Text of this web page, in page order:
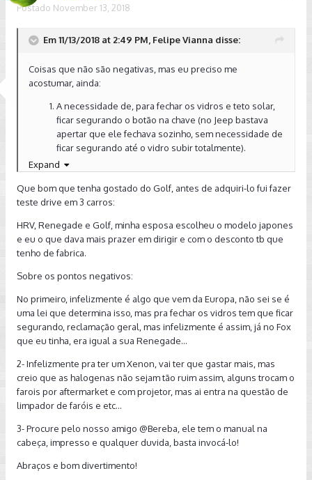
Postado November 13, 2018
Em 11/13/2018 at 2:49 PM, Felipe Vianna disse:
Coisas que não são negativas, mas eu preciso me
acostumar, ainda:
A necessidade de, para fechar os vidros e teto solar,
ficar segurando o botão na chave (no Jeep bastava
apertar que ele fechava sozinho, sem necessidade de
ficar segurando até o vidro subir totalmente).
Lâmpadas halôgenas no farol.
O manual do veículo é imprestável, nunca consigo
encontrar nada que preciso. Não achei nele, por
exemplo, o engate das lâmpadas ou a pressão dos
Expand
Que bom que tenha gostado do Golf, antes de adquiri-lo fui fazer
teste drive em 3 carros:
HRV, Renegade e Golf, minha esposa escolheu o modelo japones
e eu o que dava mais prazer em dirigir e com o desconto tb que
tenho de fabrica.
Sobre os pontos negativos:
No primeiro, infelizmente é algo que vem da Europa, não sei se é
uma lei que determina isso, mas pra fechar os vidros tem que ficar
segurando, reclamação geral, mas infelizmente é assim, já no Fox
que eu tinha, era igual a sua Renegade...
2- Infelizmente pra ter um Xenon, vai ter que gastar mais, mas
creio que as halogenas não sejam tão ruim assim, alguns trocam o
farois por aftermarket e com projetor, mas ai entra na questão de
limpador de faróis e etc...
3- Procure pelo nosso amigo @Bereba , ele tem o manual na
cabeça, impresso e qualquer duvida, basta invocá-lo!
Abraços e bom divertimento!